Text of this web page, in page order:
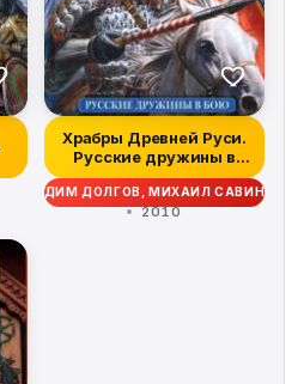
Храбры Древней Руси.
Русские дружины в
бою
ВАДИМ ДОЛГОВ, МИХАИЛ САВИНОВ
2010